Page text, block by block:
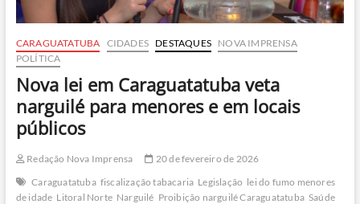
CARAGUATATUBA CIDADES DESTAQUES
NOVA IMPRENSA
POLÍTICA
Nova lei em Caraguatatuba veta
narguilé para menores e em locais
públicos
Redação Nova Imprensa
20 de fevereiro de 2026
Caraguatatuba fiscalização tabacaria Legislação lei do fumo menores
de idade Litoral Norte Narguilé Proibição narguilé Caraguatatuba Saúde